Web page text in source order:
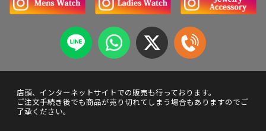
店頭、インターネットサイトでの販売も行っております。
ご注文手続き後でも商品が売り切れてしまう場合もありますのでご
了承ください。